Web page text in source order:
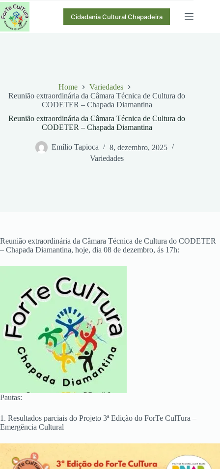
Pular
para
o
conteúdo
Cidadania Cultural Chapadeira
Home
Variedades
Reunião extraordinária da Câmara Técnica de Cultura do
CODETER – Chapada Diamantina
Reunião extraordinária da Câmara Técnica de Cultura do
CODETER – Chapada Diamantina
Emílio Tapioca
8, dezembro, 2025
Variedades
Reunião extraordinária da Câmara Técnica de Cultura do CODETER
– Chapada Diamantina, hoje, dia 08 de dezembro, ás 17h:
Pautas:
1. Resultados parciais do Projeto 3ª Edição do ForTe CulTura –
Emergência Cultural